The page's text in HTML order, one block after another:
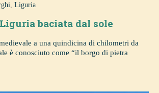
,Liguria
baciata dal sole
a una quindicina di chilometri da
è conosciuto come “il borgo di pietra